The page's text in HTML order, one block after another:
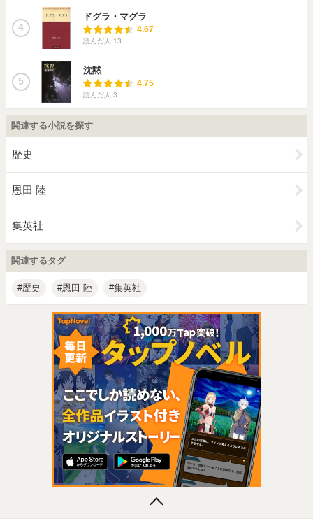
4
ドグラ・マグラ
4.67
読んだ人 13
5
沈黙
4.75
読んだ人 3
関連する小説を探す
歴史
恩田 陸
集英社
関連するタグ
歴史 恩田 陸 集英社